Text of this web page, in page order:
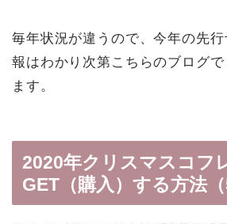
毎年状況が違うので、今年の先
報はわかり次第こちらのブログ
ます。
2020年クリスマスコフ
GET（購入）する方法（